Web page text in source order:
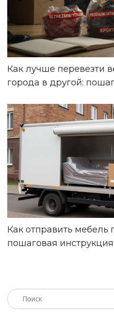
Как лучше перевезти
города в другой:
Как отправить мебель
пошаговая